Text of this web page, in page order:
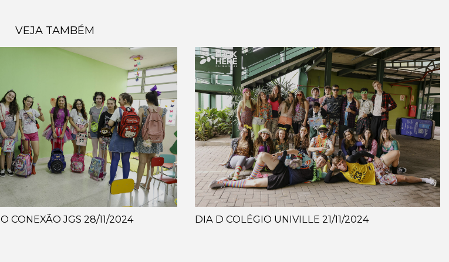
VEJA TAMBÉM
CONEXÃO JGS 28/11/2024 DIA D COLÉGIO UNIVILLE 21/11/2024